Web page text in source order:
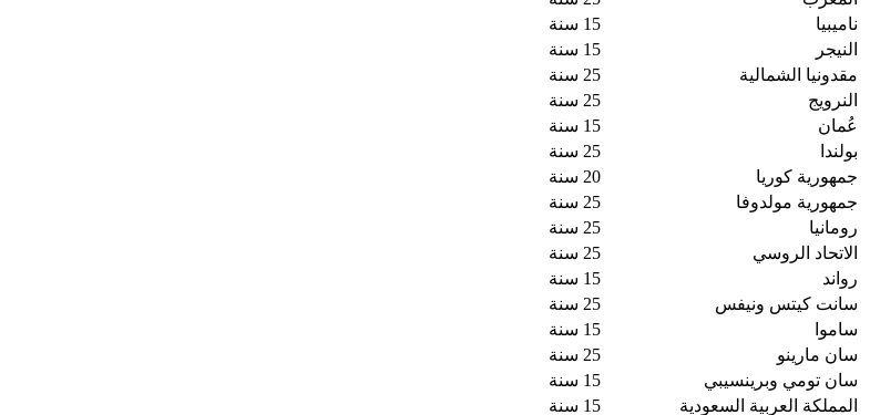
ناميبيا
15 سنة
النيجر
15 سنة
مقدونيا الشمالية
25 سنة
النرويج
25 سنة
عُمان
15 سنة
بولندا
25 سنة
جمهورية كوريا
20 سنة
جمهورية مولدوفا
25 سنة
رومانيا
25 سنة
الاتحاد الروسي
25 سنة
رواند
15 سنة
سانت كيتس ونيفس
25 سنة
ساموا
15 سنة
سان مارينو
25 سنة
سان تومي وبرينسيبي
15 سنة
المملكة العربية السعودية
15 سنة